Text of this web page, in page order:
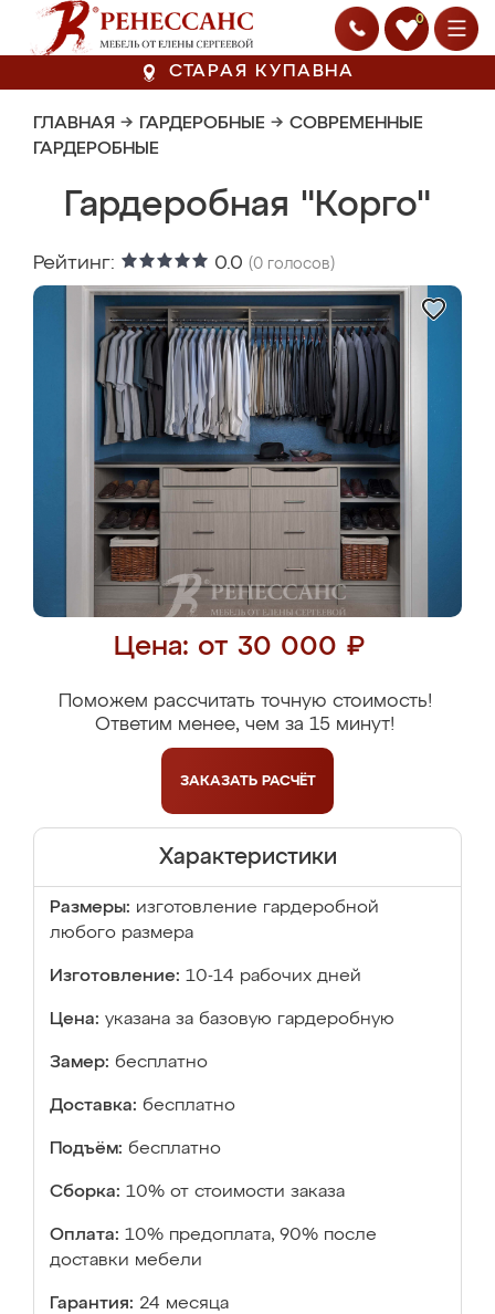
0
СТАРАЯ КУПАВНА
ГЛАВНАЯ → ГАРДЕРОБНЫЕ → СОВРЕМЕННЫЕ
ГАРДЕРОБНЫЕ
Гардеробная "Корго"
Рейтинг: 0.0 (0 голосов)
Цена: от 30 000 ₽
Поможем рассчитать точную стоимость!
Ответим менее, чем за 15 минут!
ЗАКАЗАТЬ РАСЧЁТ
Характеристики
Размеры: изготовление гардеробной
любого размера
Изготовление: 10-14 рабочих дней
Цена: указана за базовую гардеробную
Замер: бесплатно
Доставка: бесплатно
Подъём: бесплатно
Сборка: 10% от стоимости заказа
Оплата: 10% предоплата, 90% после
доставки мебели
Гарантия: 24 месяца